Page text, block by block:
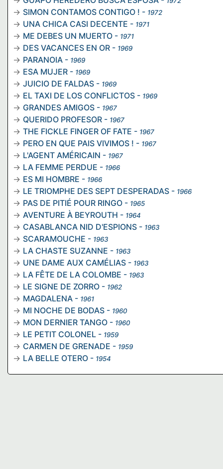
SIMON CONTAMOS CONTIGO ! - 1972
UNA CHICA CASI DECENTE - 1971
ME DEBES UN MUERTO - 1971
DES VACANCES EN OR - 1969
PARANOIA - 1969
ESA MUJER - 1969
JUICIO DE FALDAS - 1969
EL TAXI DE LOS CONFLICTOS - 1969
GRANDES AMIGOS - 1967
QUERIDO PROFESOR - 1967
THE FICKLE FINGER OF FATE - 1967
PERO EN QUE PAIS VIVIMOS ! - 1967
L'AGENT AMÉRICAIN - 1967
LA FEMME PERDUE - 1966
ES MI HOMBRE - 1966
LE TRIOMPHE DES SEPT DESPERADAS - 1966
PAS DE PITIÉ POUR RINGO - 1965
AVENTURE À BEYROUTH - 1964
CASABLANCA NID D'ESPIONS - 1963
SCARAMOUCHE - 1963
LA CHASTE SUZANNE - 1963
UNE DAME AUX CAMÉLIAS - 1963
LA FÊTE DE LA COLOMBE - 1963
LE SIGNE DE ZORRO - 1962
MAGDALENA - 1961
MI NOCHE DE BODAS - 1960
MON DERNIER TANGO - 1960
LE PETIT COLONEL - 1959
CARMEN DE GRENADE - 1959
LA BELLE OTERO - 1954